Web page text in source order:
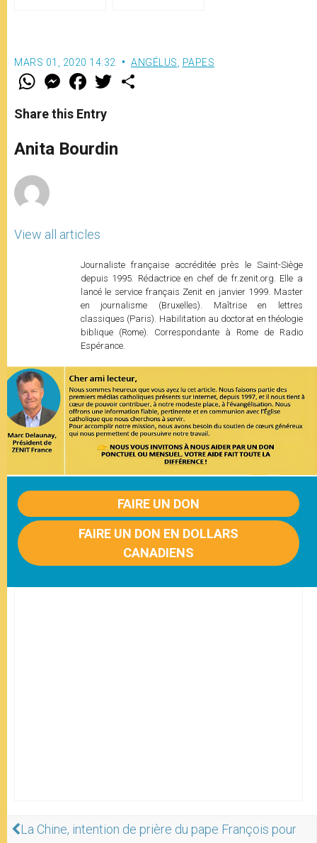
MARS 01, 2020 14:32 ANGÉLUS PAPES
W
t
s
p
p
M
e
s
e
g
e
F
a
e
b
o
k
w
r
Share this Entry
Anita Bourdin
View all articles
Journaliste française accréditée près le Saint-Siège
depuis 1995. Rédactrice en chef de fr.zenit.org. Elle a
lancé le service français Zenit en janvier 1999. Master
en journalisme (Bruxelles). Maîtrise en lettres
classiques (Paris). Habilitation au doctorat en théologie
biblique (Rome). Correspondante à Rome de Radio
Espérance.
FAIRE UN DON
FAIRE UN DON EN DOLLARS
CANADIENS
La Chine, intention de prière du pape François pour